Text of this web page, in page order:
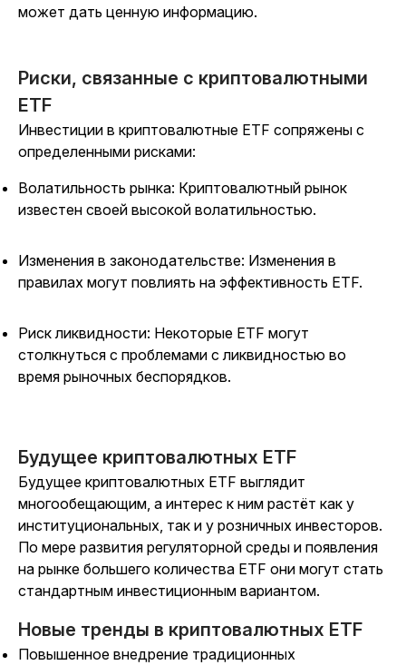
может дать ценную информацию.
Риски, связанные с криптовалютными
ETF
Инвестиции в криптовалютные ETF сопряжены с
определенными рисками:
Волатильность рынка: Криптовалютный рынок
известен своей высокой волатильностью.
Изменения в законодательстве: Изменения в
правилах могут повлиять на эффективность ETF.
Риск ликвидности: Некоторые ETF могут
столкнуться с проблемами с ликвидностью во
время рыночных беспорядков.
Будущее криптовалютных ETF
Будущее криптовалютных ETF выглядит
многообещающим, а интерес к ним растёт как у
институциональных, так и у розничных инвесторов.
По мере развития регуляторной среды и появления
на рынке большего количества ETF они могут стать
стандартным инвестиционным вариантом.
Новые тренды в криптовалютных ETF
Повышенное внедрение традиционных